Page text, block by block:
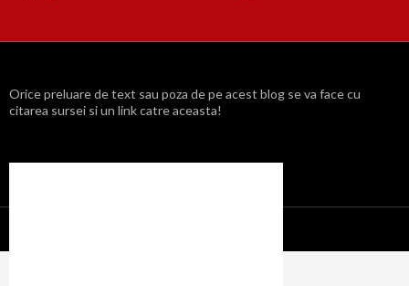
Orice preluare de text sau poza de pe acest blog se va face cu
citarea sursei si un link catre aceasta!